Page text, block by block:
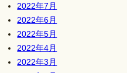
2022年7月
2022年6月
2022年5月
2022年4月
2022年3月